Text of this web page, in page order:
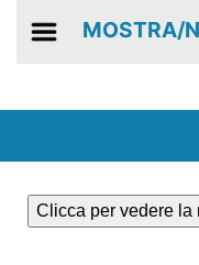
MOSTRA/
Clicca per vedere la